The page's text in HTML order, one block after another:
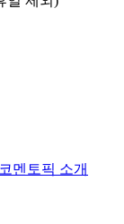
코멘토픽 소개